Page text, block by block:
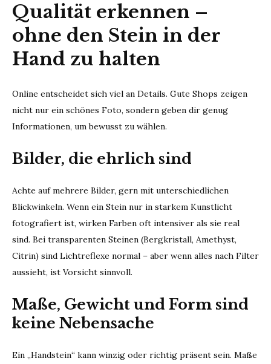
Qualität erkennen –
ohne den Stein in der
Hand zu halten
Online entscheidet sich viel an Details. Gute Shops zeigen
nicht nur ein schönes Foto, sondern geben dir genug
Informationen, um bewusst zu wählen.
Bilder, die ehrlich sind
Achte auf mehrere Bilder, gern mit unterschiedlichen
Blickwinkeln. Wenn ein Stein nur in starkem Kunstlicht
fotografiert ist, wirken Farben oft intensiver als sie real
sind. Bei transparenten Steinen (Bergkristall, Amethyst,
Citrin) sind Lichtreflexe normal – aber wenn alles nach Filter
aussieht, ist Vorsicht sinnvoll.
Maße, Gewicht und Form sind
keine Nebensache
Ein „Handstein“ kann winzig oder richtig präsent sein. Maße